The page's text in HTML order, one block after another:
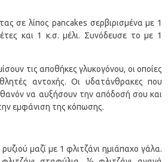
σε λίπος pancakes σερβιρισμένα με 1
και 1 κ.σ. μέλι. Συνόδευσε το με 1
τις αποθήκες γλυκογόνου, οι οποίες
αντοχής. Οι υδατάνθρακες που
να αυξήσουν την απόδοσή σου και
εμφάνιση της κόπωσης.
μαζί με 1 φλιτζάνι ημιάπαχο γάλα.